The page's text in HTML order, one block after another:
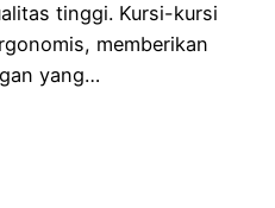
tinggi. Kursi-kursi
memberikan
yang…